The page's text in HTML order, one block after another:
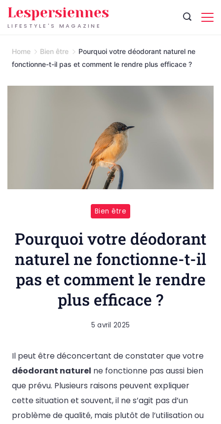
Skip
toLIFESTYLE'S MAGAZINE
Lespersiennes
Home Bien être
Pourquoi votre déodorant naturel ne
fonctionne-t-il pas et comment le rendre plus efficace ?
Bien être
Pourquoi votre déodorant
naturel ne fonctionne-t-il
pas et comment le rendre
plus efficace ?
5 avril 2025
Il peut être déconcertant de constater que votre
déodorant naturel ne fonctionne pas aussi bien
que prévu. Plusieurs raisons peuvent expliquer
cette situation et souvent, il ne s’agit pas d’un
problème de qualité, mais plutôt de l’utilisation ou